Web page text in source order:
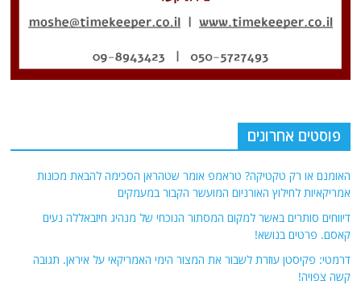
פוסטים אחרונים
האומנם או רק טקטיקה? טראמפ אומר שטהראן הסכימה להבאת מכונות
אמריקאיות לחילוץ האורניום המועשר הקבור במעמקים
דיווחים סותרים באשר למקום המסתור הנוכחי של מנהיג חיזבאללה נעים
קאסם. פרטים בנושא!
דרמטי: פקיסטן עוזרת לשבור את המצור הימי האמריקאי על איראן. תגובה
קשה צפויה!